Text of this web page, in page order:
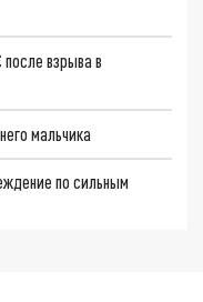
взрыва в
мальчика
по сильным